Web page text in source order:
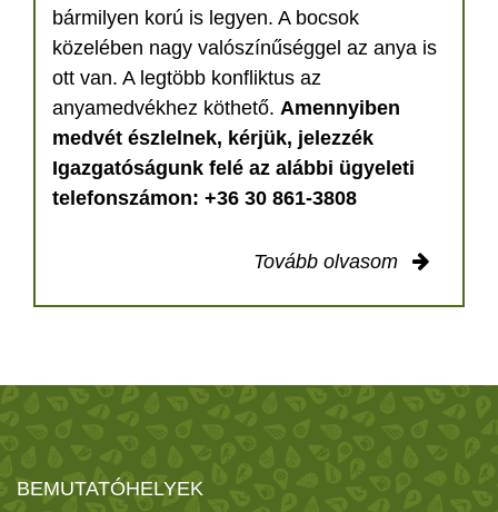
bármilyen korú is legyen. A bocsok
közelében nagy valószínűséggel az anya is
ott van. A legtöbb konfliktus az
anyamedvékhez köthető. Amennyiben
medvét észlelnek, kérjük, jelezzék
Igazgatóságunk felé az alábbi ügyeleti
telefonszámon: +36 30 861-3808
Tovább olvasom
BEMUTATÓHELYEK